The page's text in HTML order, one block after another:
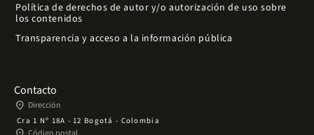
Política de derechos de autor y/o autorización de uso sobre
los contenidos
Transparencia y acceso a la información pública
Contacto
place Dirección
Cra 1 Nº 18A - 12 Bogotá - Colombia